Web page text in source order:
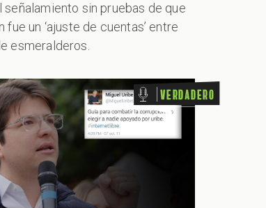
señalamiento sin pruebas de que
fue un ‘ajuste de cuentas’ entre
esmeralderos.
Verdadero